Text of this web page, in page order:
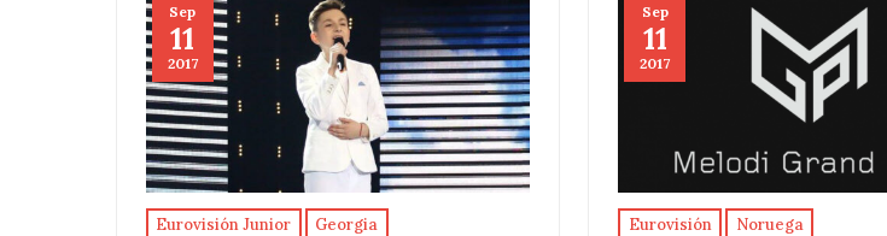
Sep
11
2017
Eurovisión Junior Georgia
Sep
11
2017
Eurovisión Noruega